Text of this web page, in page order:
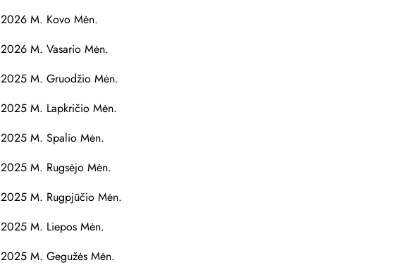
2026 M. Kovo Mėn.
2026 M. Vasario Mėn.
2025 M. Gruodžio Mėn.
2025 M. Lapkričio Mėn.
2025 M. Spalio Mėn.
2025 M. Rugsėjo Mėn.
2025 M. Rugpjūčio Mėn.
2025 M. Liepos Mėn.
2025 M. Gegužės Mėn.